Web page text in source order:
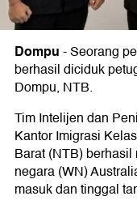
Dompu-Seorang
berhasil diciduk
Dompu, NTB.
Tim Intelijen dan
Kantor Imigrasi
Barat (NTB)
negara (WN)
masuk dan tinggal